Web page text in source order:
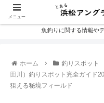
魚釣りに関する情報や
ホーム 釣りスポット
田川）釣りスポット完全ガイド
狙える秘境フィールド
メニュー